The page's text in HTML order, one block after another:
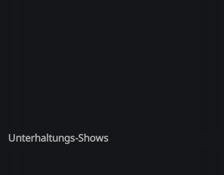
Unterhaltungs-Shows